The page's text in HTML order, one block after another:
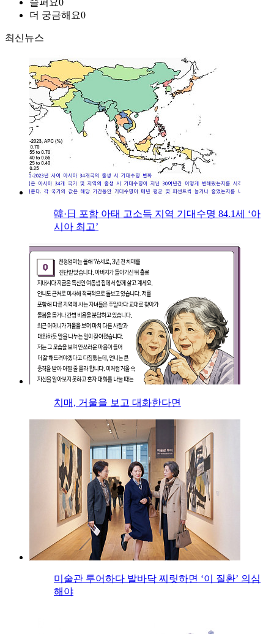
슬퍼요0
더 궁금해요0
최신뉴스
韓·日 포함 아태 고소득 지역 기대수명 84.1세 ‘아
시아 최고’
치매, 거울을 보고 대화한다면
미술관 투어하다 발바닥 찌릿하면 ‘이 질환’ 의심
해야